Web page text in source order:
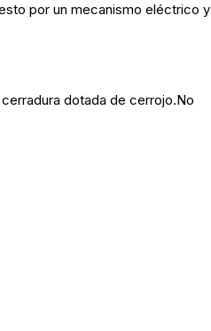
por un mecanismo eléctrico y
cerradura dotada de cerrojo.No